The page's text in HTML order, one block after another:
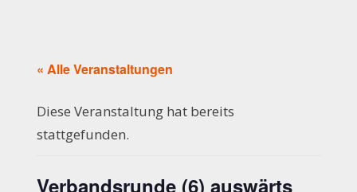
« Alle Veranstaltungen
Diese Veranstaltung hat bereits
stattgefunden.
Verbandsrunde (6) auswärts